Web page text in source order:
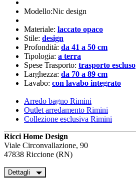
Modello:Nic design
Materiale: laccato opaco
Stile: design
Profondità: da 41 a 50 cm
Tipologia: a terra
Spese Trasporto: trasporto escluso
Larghezza: da 70 a 89 cm
Lavabo: con lavabo integrato
Arredo bagno Rimini
Outlet arredamento Rimini
Collezione esclusiva Rimini
Ricci Home Design
Viale Circonvallazione, 90
47838 Riccione (RN)
Dettagli